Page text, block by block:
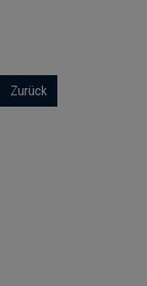
Zurück